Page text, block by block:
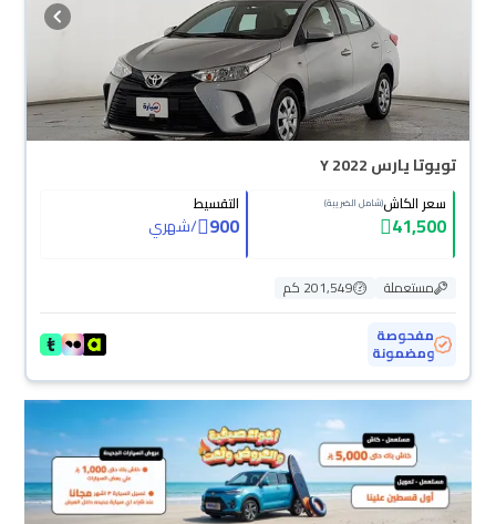
تويوتا يارس Y 2022
سعر الكاش(شامل الضريبة)
41,500
التقسيط
900
/شهري
مستعملة
201,549 كم
مفحوصة
ومضمونة